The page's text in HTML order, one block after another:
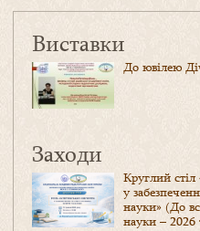
Виставки
До ювілею
Заходи
Круглий стіл
у
науки» (До
науки –